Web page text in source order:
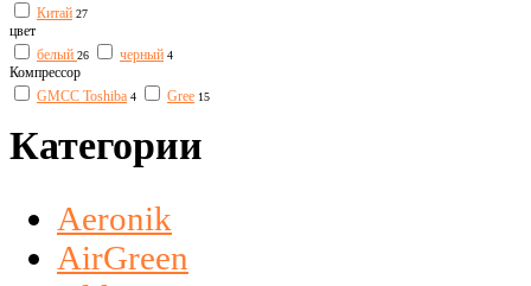
Китай 27
цвет
белый 26 черный 4
Компрессор
GMCC Toshiba 4 Gree 15
Категории
Aeronik
AirGreen